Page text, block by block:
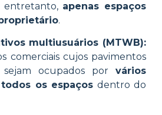
entretanto, apenas espaços
.
multiusuários (MTWB):
comerciais cujos pavimentos
sejam ocupados porvários
todos os espaços dentro do